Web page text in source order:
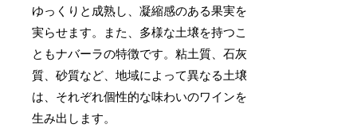
ゆっくりと成熟し、凝縮感のある果実を
実らせます。また、多様な土壌を持つこ
ともナバーラの特徴です。粘土質、石灰
質、砂質など、地域によって異なる土壌
は、それぞれ個性的な味わいのワインを
生み出します。